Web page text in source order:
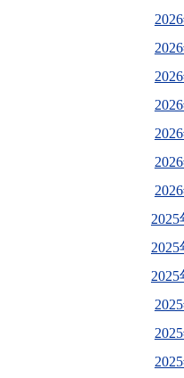
2025
2025
2025